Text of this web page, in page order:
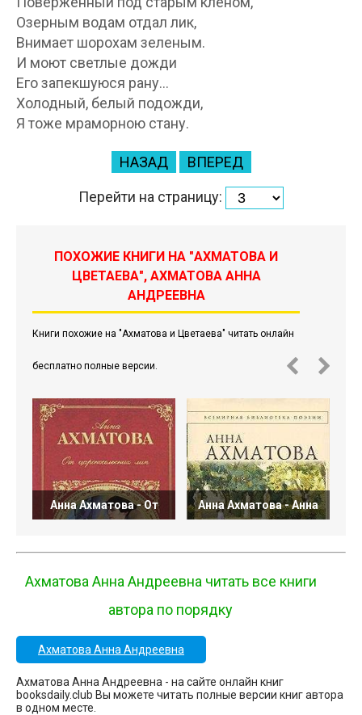
Озерным водам отдал лик,
Внимает шорохам зеленым.
И моют светлые дожди
Его запекшуюся рану…
Холодный, белый подожди,
Я тоже мраморною стану.
НАЗАД ВПЕРЕД
Перейти на страницу:
ПОХОЖИЕ КНИГИ НА "АХМАТОВА И
ЦВЕТАЕВА", АХМАТОВА АННА
АНДРЕЕВНА
Книги похожие на "Ахматова и Цветаева" читать онлайн
бесплатно полные версии.
Анна Ахматова - От Анна Ахматова - Анна
Ахматова Анна Андреевна читать все книги
автора по порядку
Ахматова Анна Андреевна
Ахматова Анна Андреевна - на сайте онлайн книг
booksdaily.club Вы можете читать полные версии книг автора
в одном месте.